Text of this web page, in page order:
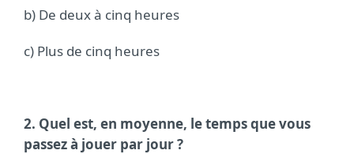
b) De deux à cinq heures
c) Plus de cinq heures
2. Quel est, en moyenne, le temps que vous
passez à jouer par jour ?